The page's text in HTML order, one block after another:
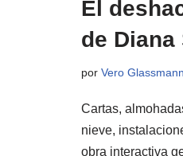
El
de
por Vero Glassmann
Cartas,
nieve,
obra interactiva